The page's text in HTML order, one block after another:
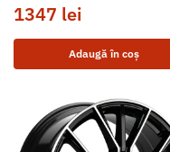
1347 lei
Adaugă în coș